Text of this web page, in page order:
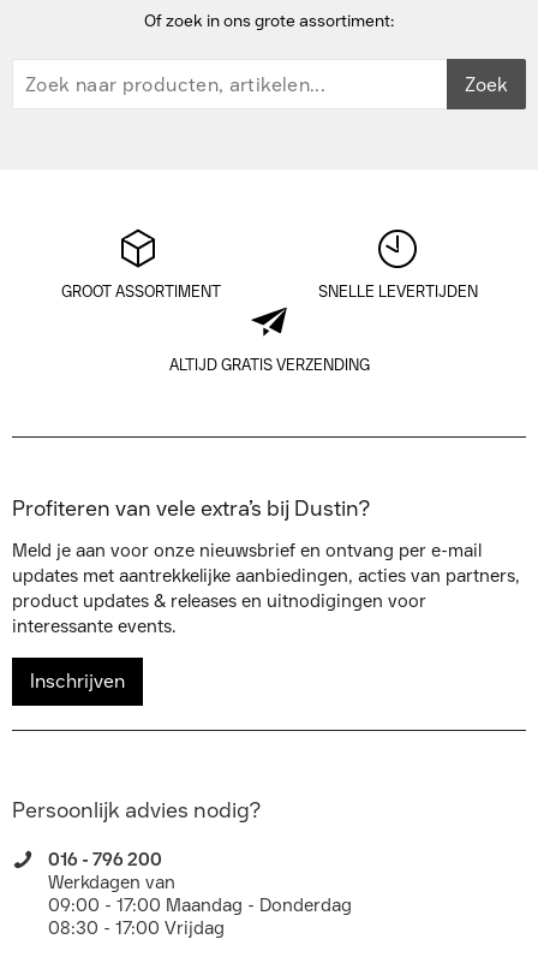
Of zoek in ons grote assortiment:
Zoek
GROOT ASSORTIMENT SNELLE LEVERTIJDEN
ALTIJD GRATIS VERZENDING
Profiteren van vele extra’s bij Dustin?
Meld je aan voor onze nieuwsbrief en ontvang per e-mail
updates met aantrekkelijke aanbiedingen, acties van partners,
product updates & releases en uitnodigingen voor
interessante events.
Inschrijven
Persoonlijk advies nodig?
016 - 796 200
Werkdagen van
09:00 - 17:00 Maandag - Donderdag
08:30 - 17:00 Vrijdag